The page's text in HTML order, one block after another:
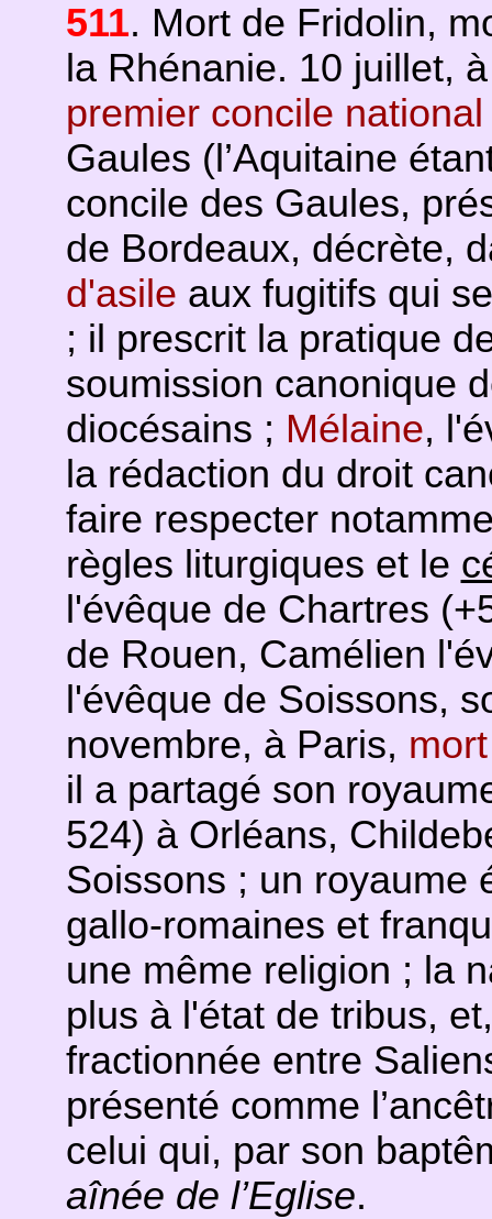
511. Mort de Fridolin,
la Rhénanie. 10 juillet,
premier concile national
Gaules (l’Aquitaine
concile des Gaules,
de Bordeaux, décrète,
d'asile aux fugitifs qui
; il prescrit la pratique
soumission canonique
diocésains ; Mélaine,
la rédaction du droit
faire respecter
règles liturgiques et le
l'évêque de Chartres
de Rouen, Camélien
l'évêque de Soissons,
novembre, à Paris,
il a partagé son
524) à Orléans,
Soissons ; un royaume
gallo-romaines et
une même religion ; la
plus à l'état de tribus,
fractionnée entre
présenté comme
celui qui, par son
aînée de l’Eglise.